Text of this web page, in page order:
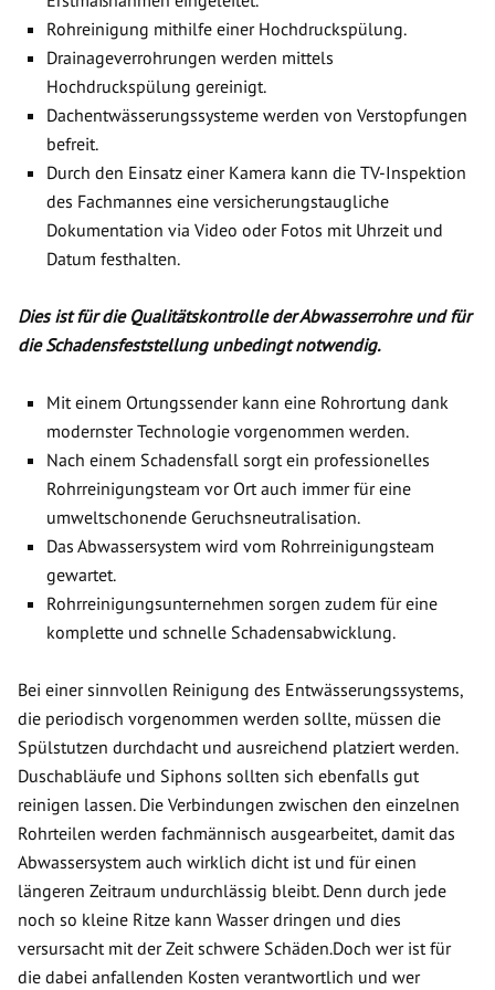
Rohreinigung mithilfe einer Hochdruckspülung.
Drainageverrohrungen werden mittels
Hochdruckspülung gereinigt.
Dachentwässerungssysteme werden von Verstopfungen
befreit.
Durch den Einsatz einer Kamera kann die TV-Inspektion
des Fachmannes eine versicherungstaugliche
Dokumentation via Video oder Fotos mit Uhrzeit und
Datum festhalten.
Dies ist für die Qualitätskontrolle der Abwasserrohre und für
die Schadensfeststellung unbedingt notwendig.
Mit einem Ortungssender kann eine Rohrortung dank
modernster Technologie vorgenommen werden.
Nach einem Schadensfall sorgt ein professionelles
Rohrreinigungsteam vor Ort auch immer für eine
umweltschonende Geruchsneutralisation.
Das Abwassersystem wird vom Rohrreinigungsteam
gewartet.
Rohrreinigungsunternehmen sorgen zudem für eine
komplette und schnelle Schadensabwicklung.
Bei einer sinnvollen Reinigung des Entwässerungssystems,
die periodisch vorgenommen werden sollte, müssen die
Spülstutzen durchdacht und ausreichend platziert werden.
Duschabläufe und Siphons sollten sich ebenfalls gut
reinigen lassen. Die Verbindungen zwischen den einzelnen
Rohrteilen werden fachmännisch ausgearbeitet, damit das
Abwassersystem auch wirklich dicht ist und für einen
längeren Zeitraum undurchlässig bleibt. Denn durch jede
noch so kleine Ritze kann Wasser dringen und dies
versursacht mit der Zeit schwere Schäden.Doch wer ist für
die dabei anfallenden Kosten verantwortlich und wer